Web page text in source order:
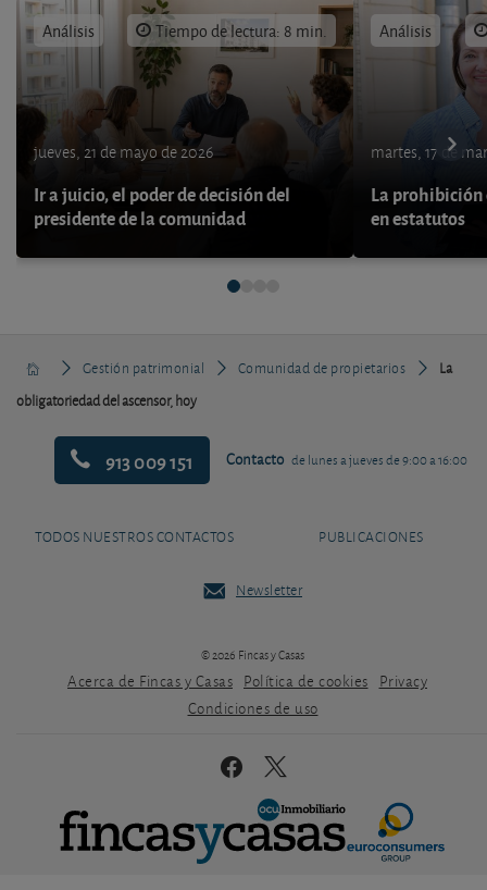
Análisis Tiempo de lectura: 8 min.
jueves, 21 de mayo de 2026
Ir a juicio, el poder de decisión del
presidente de la comunidad
Análisis
martes, 17 de
La
en estatutos
Gestión patrimonial Comunidad de propietarios
La
obligatoriedad del ascensor, hoy
913 009 151 Contacto de lunes a jueves de 9:00 a 16:00
TODOS NUESTROS CONTACTOS PUBLICACIONES
Newsletter
© 2026 Fincas y Casas
Acerca de Fincas y Casas Política de cookies
Privacy
Condiciones de uso